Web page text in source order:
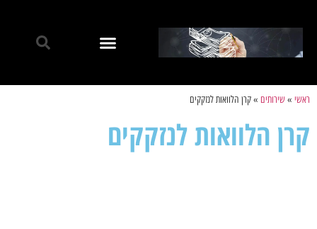
ראשי »שירותים »קרן הלוואות לנזקקים
קרן הלוואות לנזקקים